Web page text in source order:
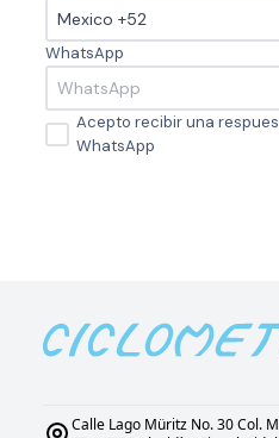
WhatsApp
Acepto recibir una
WhatsApp
Calle Lago Müritz No. 30 Col.